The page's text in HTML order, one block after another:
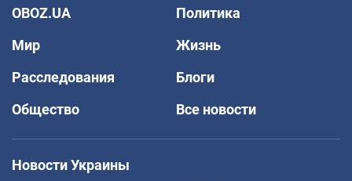
OBOZ.UA
Политика
Мир
Жизнь
Расследования
Блоги
Общество
Все новости
Новости Украины